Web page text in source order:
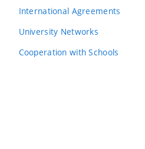
International Agreements
University Networks
Cooperation with Schools